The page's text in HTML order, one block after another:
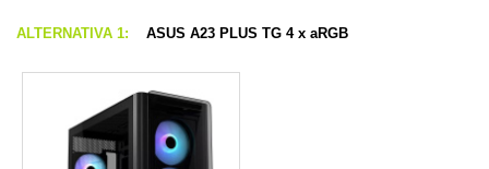
ALTERNATIVA 1: ASUS A23 PLUS TG 4 x aRGB